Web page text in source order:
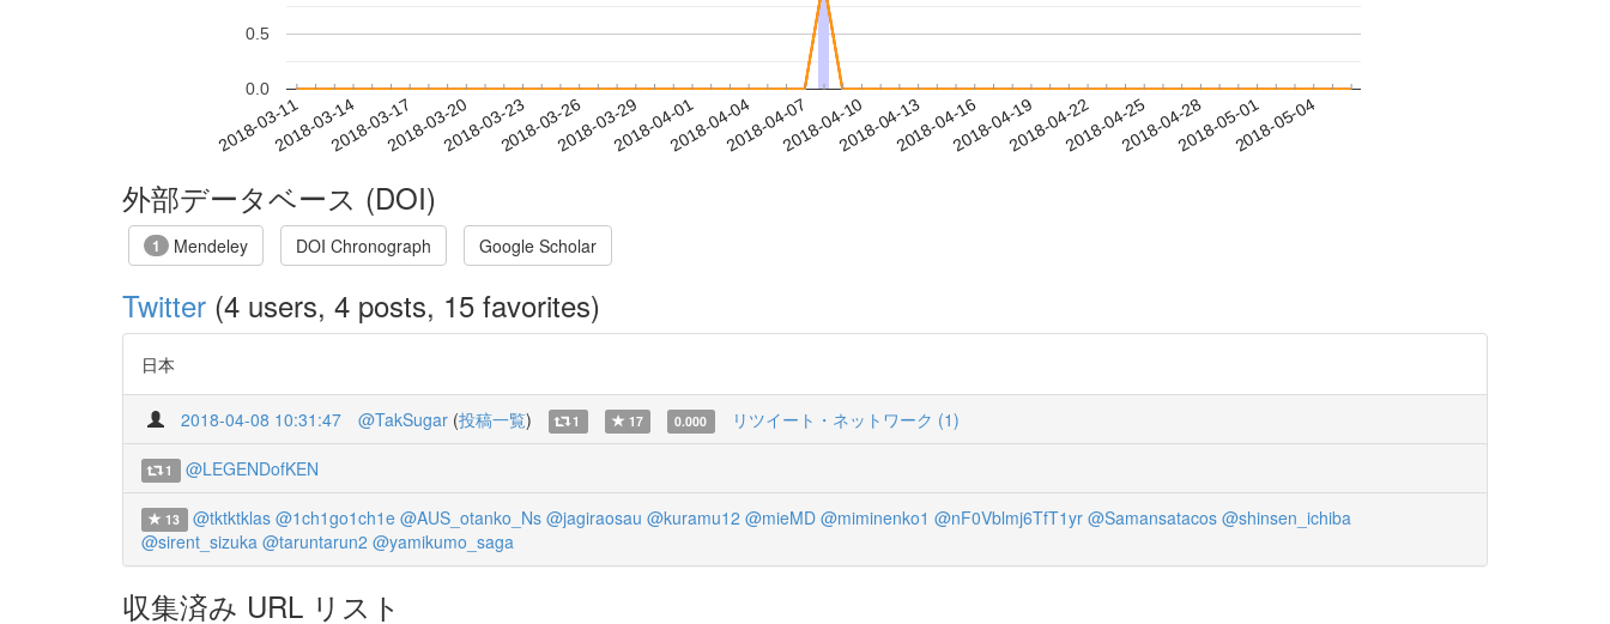
2018-03-112018-03-142018-03-172018-03-202018-03-232018-03-262018-03-292018-04-012018-04-042018-04-072018-04-102018-04-132018-04-162018-04-192018-04-222018-04-252018-04-282018-05-012018-05-04
0.0
0.5
外部データベース (DOI)
1 Mendeley DOI Chronograph Google Scholar
Twitter (4 users, 4 posts, 15 favorites)
日本
2018-04-08 10:31:47 @TakSugar (投稿一覧) 1 17 0.000 リツイート・ネットワーク (1)
1 @LEGENDofKEN
13 @tktktklas @1ch1go1ch1e @AUS_otanko_Ns @jagiraosau @kuramu12 @mieMD @miminenko1 @nF0Vblmj6TfT1yr @Samansatacos @shinsen_ichiba
@sirent_sizuka @taruntarun2 @yamikumo_saga
収集済み URL リスト